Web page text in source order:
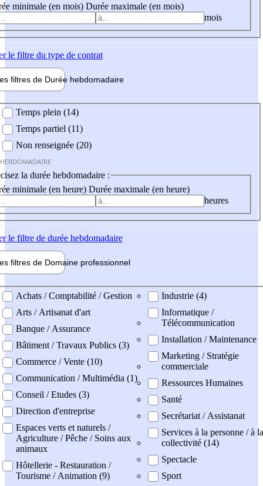
minimale (en mois) Durée maximale (en mois)
mois
le filtre du type de contrat
filtres de Durée hebdomadaire
Temps plein (14)
Temps partiel (11)
Non renseignée (20)
la durée hebdomadaire :
minimale (en heure) Durée maximale (en heure)
heures
le filtre de durée hebdomadaire
filtres de Domaine professionnel
professionel
Achats / Comptabilité / Gestion
Arts / Artisanat d'art
Banque / Assurance
Bâtiment / Travaux Publics (3)
Commerce / Vente (10)
Communication / Multimédia (1)
Conseil / Etudes (3)
Direction d'entreprise
Espaces verts et naturels /
Agriculture / Pêche / Soins aux
animaux
Hôtellerie - Restauration /
Tourisme / Animation (9)
Industrie (4)
Informatique /
Télécommunication
Installation / Maintenance
Marketing / Stratégie
commerciale
Ressources Humaines
Santé
Secrétariat / Assistanat
Services à la personne / à la
collectivité (14)
Spectacle
Sport